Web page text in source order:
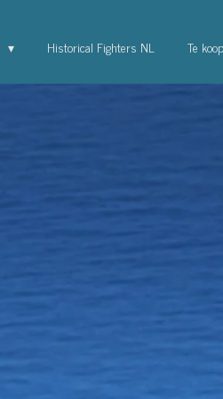
Historical Fighters NL Te